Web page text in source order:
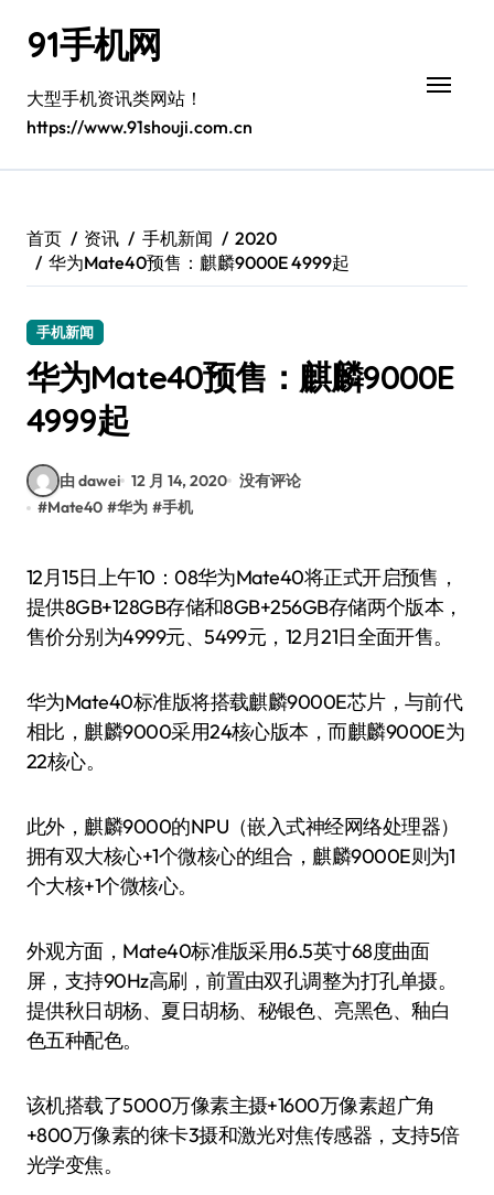
91手机网
大型手机资讯类网站！
https://www.91shouji.com.cn
首页 资讯 手机新闻
2020
华为Mate40预售：麒麟9000E 4999起
手机新闻
华为Mate40预售：麒麟9000E
4999起
由 dawei 12 月 14, 2020 没有评论
#Mate40 #华为 #手机
12月15日上午10：08华为Mate40将正式开启预售，
提供8GB+128GB存储和8GB+256GB存储两个版本，
售价分别为4999元、5499元，12月21日全面开售。
华为Mate40标准版将搭载麒麟9000E芯片，与前代
相比，麒麟9000采用24核心版本，而麒麟9000E为
22核心。
此外，麒麟9000的NPU（嵌入式神经网络处理器）
拥有双大核心+1个微核心的组合，麒麟9000E则为1
个大核+1个微核心。
外观方面，Mate40标准版采用6.5英寸68度曲面
屏，支持90Hz高刷，前置由双孔调整为打孔单摄。
提供秋日胡杨、夏日胡杨、秘银色、亮黑色、釉白
色五种配色。
该机搭载了5000万像素主摄+1600万像素超广角
+800万像素的徕卡3摄和激光对焦传感器，支持5倍
光学变焦。